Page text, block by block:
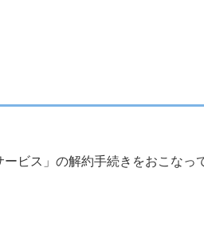
ビス」の解約手続きをおこなっ